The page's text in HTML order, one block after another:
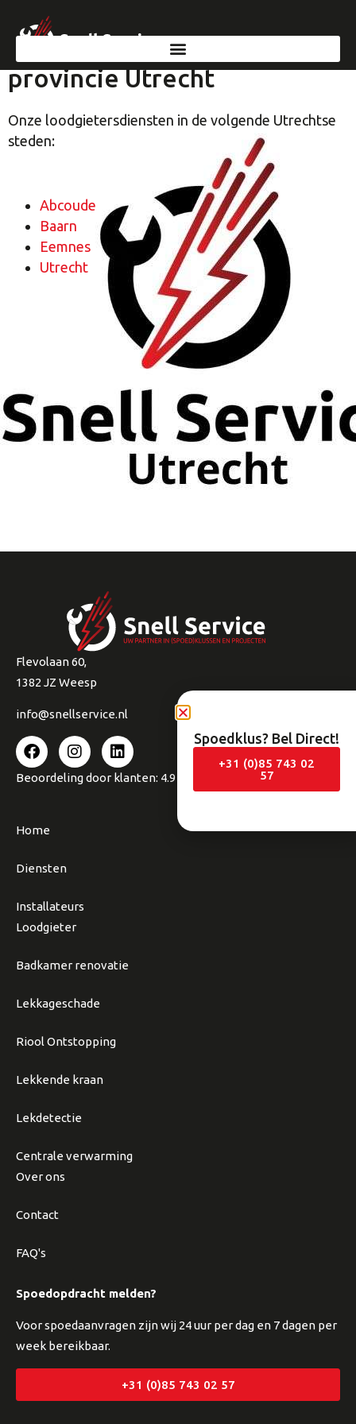
Snell Service loodgieters in
provincie Utrecht
Onze loodgietersdiensten in de volgende Utrechtse
steden:
Abcoude
Baarn
Eemnes
Utrecht
Flevolaan 60,
1382 JZ Weesp
info@snellservice.nl
Beoordelingdoor klanten: 4.9 beoordelingen
Home
Diensten
Installateurs
Loodgieter
Badkamer renovatie
Lekkageschade
Riool Ontstopping
Lekkende kraan
Lekdetectie
Centrale verwarming
Over ons
Contact
FAQ's
Spoedopdracht melden?
Voor spoedaanvragen zijn wij 24 uur per dag en 7 dagen per
week bereikbaar.
+31 (0)85 743 02 57
Spoedklus? Bel Direct!
+31 (0)85 743 02
57